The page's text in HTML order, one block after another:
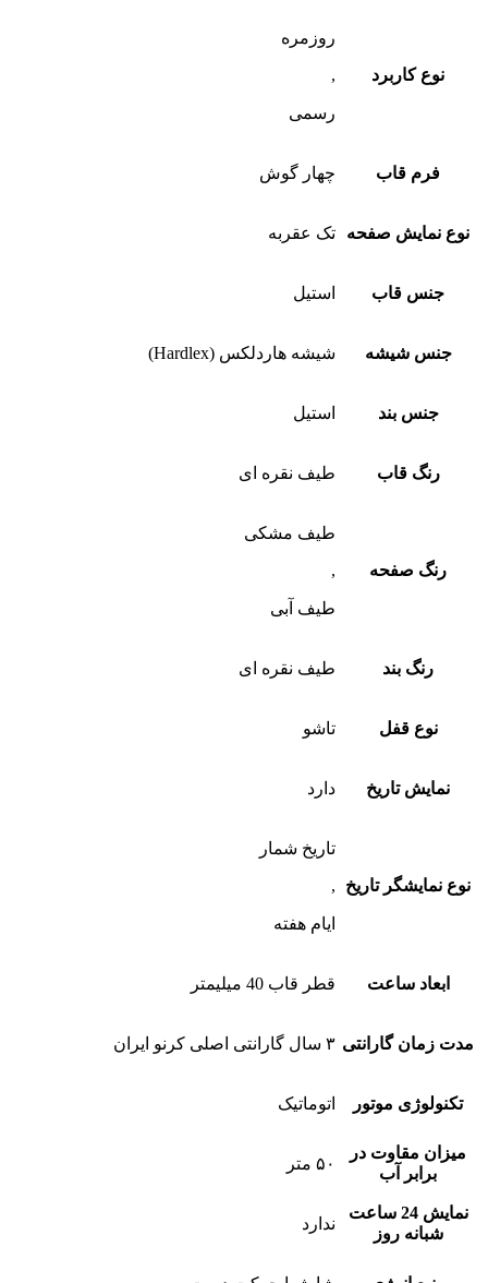
نوع کاربرد
روزمره
,
رسمی
فرم قاب چهار گوش
نوع نمایش صفحه تک عقربه
جنس قاب استیل
جنس شیشه شیشه هاردلکس (Hardlex)
جنس بند استیل
رنگ قاب طیف نقره ای
رنگ صفحه
طیف مشکی
,
طیف آبی
رنگ بند طیف نقره ای
نوع قفل تاشو
نمایش تاریخ دارد
نوع نمایشگر تاریخ
تاریخ شمار
,
ایام هفته
ابعاد ساعت قطر قاب 40 میلیمتر
مدت زمان گارانتی ۳ سال گارانتی اصلی کرنو ایران
تکنولوژی موتور اتوماتیک
میزان مقاوت در
برابر آب
۵۰ متر
نمایش 24 ساعت
شبانه روز
ندارد